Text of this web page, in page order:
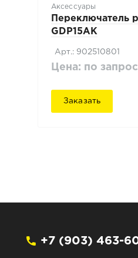
Аксессуары
Переключатель
GDP15AK
Арт.: 902510801
Цена: по
Заказать
+7 (903) 463-